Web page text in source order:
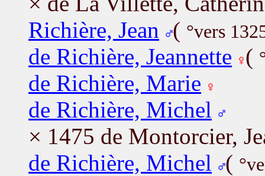
Richière, Jean
( °vers
de Richière, Jeannette (
de Richière, Marie
de Richière, Michel
× 1475 de Montorcier,
de Richière, Michel
(